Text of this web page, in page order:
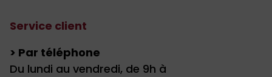
Service client
> Par téléphone
Du lundi au vendredi, de 9h à